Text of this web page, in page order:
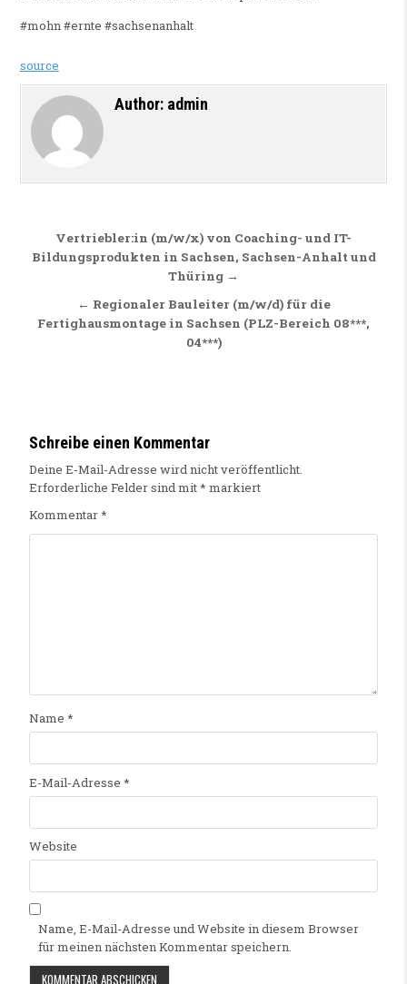
#mohn #ernte #sachsenanhalt
source
Author: admin
Beitragsnavigation
Vertriebler:in (m/w/x) von Coaching- und IT-
Bildungsprodukten in Sachsen, Sachsen-Anhalt und
Thüring →
← Regionaler Bauleiter (m/w/d) für die
Fertighausmontage in Sachsen (PLZ-Bereich 08***,
04***)
Schreibe einen Kommentar
Deine E-Mail-Adresse wird nicht veröffentlicht.
Erforderliche Felder sind mit* markiert
Kommentar*
Name *
E-Mail-Adresse *
Website
Name, E-Mail-Adresse und Website in diesem Browser
für meinen nächsten Kommentar speichern.